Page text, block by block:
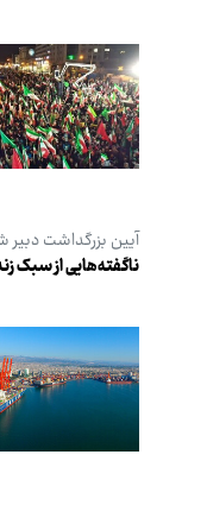
آیین بزرگداشت دبیر
ناگفته‌هایی از سبک